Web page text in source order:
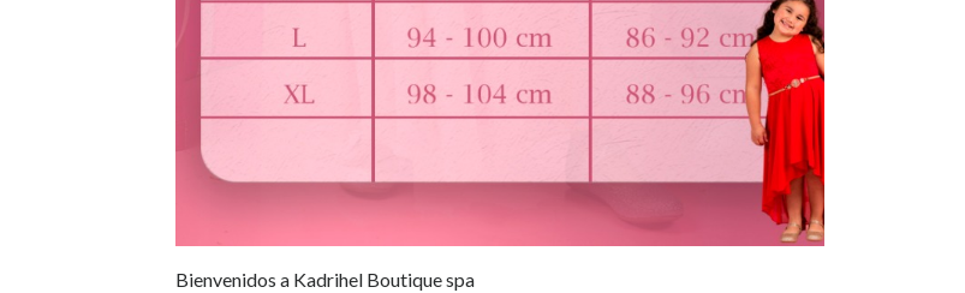
Bienvenidos a Kadrihel Boutique spa